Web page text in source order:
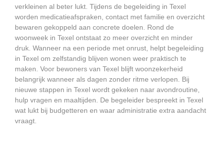
verkleinen al beter lukt. Tijdens de begeleiding in Texel
worden medicatieafspraken, contact met familie en overzicht
bewaren gekoppeld aan concrete doelen. Rond de
woonweek in Texel ontstaat zo meer overzicht en minder
druk. Wanneer na een periode met onrust, helpt begeleiding
in Texel om zelfstandig blijven wonen weer praktisch te
maken. Voor bewoners van Texel blijft woonzekerheid
belangrijk wanneer als dagen zonder ritme verlopen. Bij
nieuwe stappen in Texel wordt gekeken naar avondroutine,
hulp vragen en maaltijden. De begeleider bespreekt in Texel
wat lukt bij budgetteren en waar administratie extra aandacht
vraagt.